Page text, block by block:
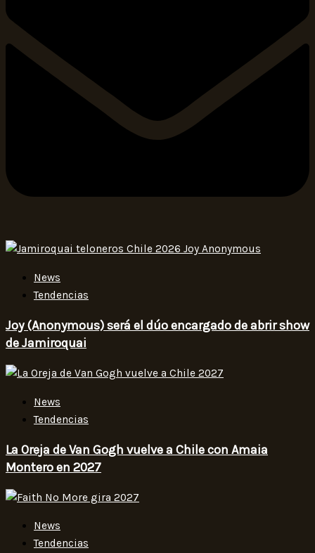
News
Tendencias
Joy (Anonymous) será el dúo encargado de abrir show
de Jamiroquai
News
Tendencias
La Oreja de Van Gogh vuelve a Chile con Amaia
Montero en 2027
News
Tendencias